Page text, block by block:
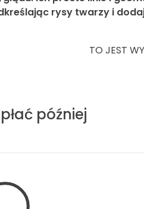
rysy twarzy i
TO JEST
później